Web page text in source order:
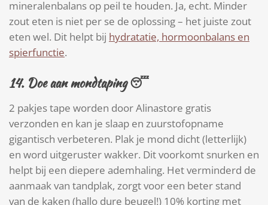
mineralenbalans op peil te houden. Ja, echt. Minder
zout eten is niet per se de oplossing – het juiste zout
eten wel. Dit helpt bij hydratatie, hormoonbalans en
spierfunctie.
14. Doe aan mondtaping😴
2 pakjes tape worden door Alinastore gratis
verzonden en kan je slaap en zuurstofopname
gigantisch verbeteren. Plak je mond dicht (letterlijk)
en word uitgeruster wakker. Dit voorkomt snurken en
helpt bij een diepere ademhaling. Het verminderd de
aanmaak van tandplak, zorgt voor een beter stand
van de kaken (hallo dure beugel!) 10% korting met